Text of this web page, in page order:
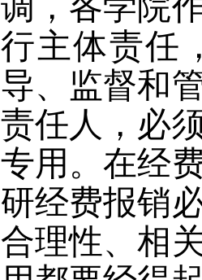
行主体责任
导、监督和
责任人，必
专用。在经
研经费报销
合理性、相